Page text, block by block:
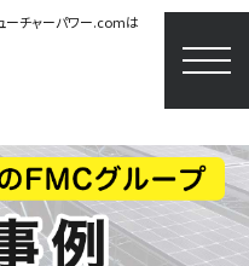
ーチャーパワー.comは